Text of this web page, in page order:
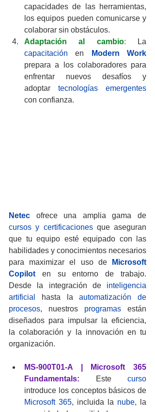
capacidades de las herramientas,
los equipos pueden comunicarse y
colaborar sin obstáculos.
Adaptación al cambio:
capacitación en
Modern Work
prepara a los colaboradores para
enfrentar nuevos desafíos y
adoptar tecnologías emergentes
con confianza.
Netec
cursos y certificaciones que aseguran
que tu equipo esté equipado con las
habilidades y conocimientos necesarios
para maximizar el uso de
Microsoft
Copilot en su entorno de trabajo.
Desde la integración de inteligencia
artificial
hasta la automatización de
procesos, nuestros programas están
diseñados para impulsar la eficiencia,
la colaboración y la innovación en tu
organización.
MS-900T01-A | Microsoft 365
Fundamentals:
Este curso
Microsoft 365, incluida la nube, la